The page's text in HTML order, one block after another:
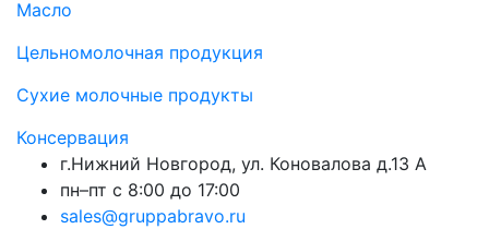
Масло
Цельномолочная продукция
Сухие молочные продукты
Консервация
г.Нижний Новгород, ул. Коновалова д.13 А
пн–пт с 8:00 до 17:00
sales@gruppabravo.ru